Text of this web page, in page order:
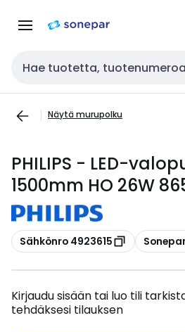
navigointiinsisältöön
Haku
Näytä murupolku
PHILIPS - LED-
1500mm HO 26W
Kopioi
Sähkönro 4923615 Kopioi
Kirjaudu sisään tai luo tili
tehdäksesi tilauksen